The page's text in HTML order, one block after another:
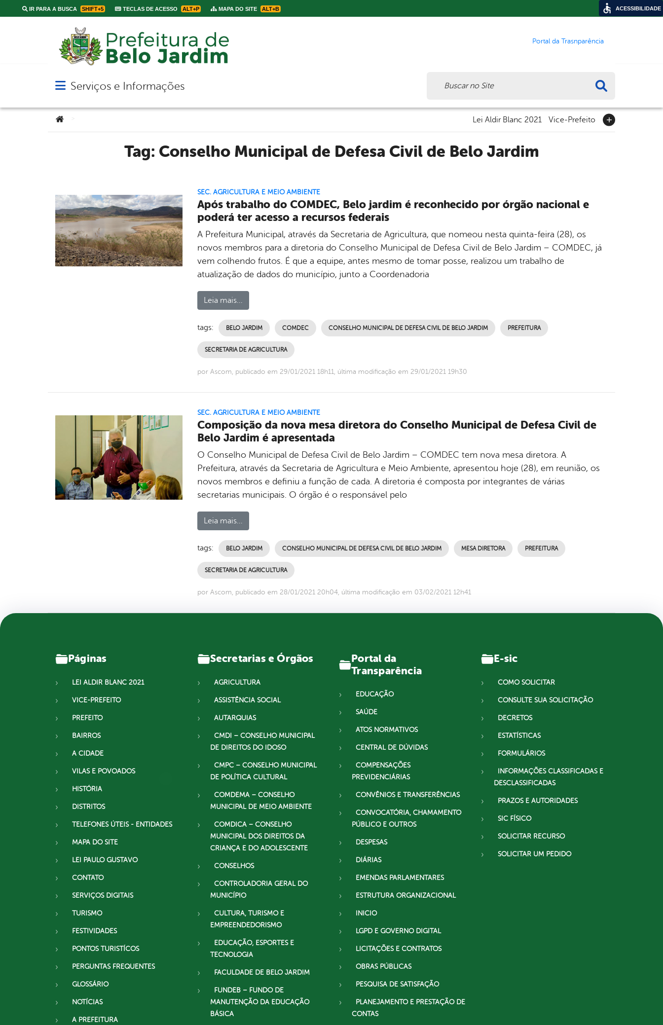
IR PARA A BUSCA SHIFT+5 TECLAS DE ACESSO ALT+P MAPA DO SITE ALT+B
Portal da Trasnparência
Abrir menu principal de navegação
Serviços e Informações
Você está aqui: Lei Aldir Blanc 2021 Vice-Prefeito
Tag: Conselho Municipal de Defesa Civil de Belo Jardim
SEC. AGRICULTURA E MEIO AMBIENTE
Após trabalho do COMDEC, Belo jardim é reconhecido por órgão nacional e
poderá ter acesso a recursos federais
A Prefeitura Municipal, através da Secretaria de Agricultura, que nomeou nesta quinta-feira (28), os
novos membros para a diretoria do Conselho Municipal de Defesa Civil de Belo Jardim – COMDEC, já
vem colhendo frutos. É que a equipe, antes mesmo de tomar posse, realizou um trabalho de
atualização de dados do município, junto a Coordenadoria
Leia mais...
tags: BELO JARDIM COMDEC CONSELHO MUNICIPAL DE DEFESA CIVIL DE BELO JARDIM PREFEITURA
SECRETARIA DE AGRICULTURA
por Ascom, publicado em 29/01/2021 18h11, última modificação em 29/01/2021 19h30
SEC. AGRICULTURA E MEIO AMBIENTE
Composição da nova mesa diretora do Conselho Municipal de Defesa Civil de
Belo Jardim é apresentada
O Conselho Municipal de Defesa Civil de Belo Jardim – COMDEC tem nova mesa diretora. A
Prefeitura, através da Secretaria de Agricultura e Meio Ambiente, apresentou hoje (28), em reunião, os
novos membros e definiu a função de cada. A diretoria é composta por integrantes de várias
secretarias municipais. O órgão é o responsável pelo
Leia mais...
tags: BELO JARDIM CONSELHO MUNICIPAL DE DEFESA CIVIL DE BELO JARDIM MESA DIRETORA PREFEITURA
SECRETARIA DE AGRICULTURA
por Ascom, publicado em 28/01/2021 20h04, última modificação em 03/02/2021 12h41
Páginas
LEI ALDIR BLANC 2021
VICE-PREFEITO
PREFEITO
BAIRROS
A CIDADE
VILAS E POVOADOS
HISTÓRIA
DISTRITOS
TELEFONES ÚTEIS - ENTIDADES
MAPA DO SITE
LEI PAULO GUSTAVO
CONTATO
SERVIÇOS DIGITAIS
TURISMO
FESTIVIDADES
PONTOS TURISTÍCOS
PERGUNTAS FREQUENTES
GLOSSÁRIO
NOTÍCIAS
A PREFEITURA
Secretarias e Órgãos
AGRICULTURA
ASSISTÊNCIA SOCIAL
AUTARQUIAS
CMDI – CONSELHO MUNICIPAL
DE DIREITOS DO IDOSO
CMPC – CONSELHO MUNICIPAL
DE POLÍTICA CULTURAL
COMDEMA – CONSELHO
MUNICIPAL DE MEIO AMBIENTE
COMDICA – CONSELHO
MUNICIPAL DOS DIREITOS DA
CRIANÇA E DO ADOLESCENTE
CONSELHOS
CONTROLADORIA GERAL DO
MUNICÍPIO
CULTURA, TURISMO E
EMPREENDEDORISMO
EDUCAÇÃO, ESPORTES E
TECNOLOGIA
FACULDADE DE BELO JARDIM
FUNDEB – FUNDO DE
MANUTENÇÃO DA EDUCAÇÃO
BÁSICA
Portal da
Transparência
EDUCAÇÃO
SAÚDE
ATOS NORMATIVOS
CENTRAL DE DÚVIDAS
COMPENSAÇÕES
PREVIDENCIÁRIAS
CONVÊNIOS E TRANSFERÊNCIAS
CONVOCATÓRIA, CHAMAMENTO
PÚBLICO E OUTROS
DESPESAS
DIÁRIAS
EMENDAS PARLAMENTARES
ESTRUTURA ORGANIZACIONAL
INICIO
LGPD E GOVERNO DIGITAL
LICITAÇÕES E CONTRATOS
OBRAS PÚBLICAS
PESQUISA DE SATISFAÇÃO
PLANEJAMENTO E PRESTAÇÃO DE
CONTAS
E-sic
COMO SOLICITAR
CONSULTE SUA SOLICITAÇÃO
DECRETOS
ESTATÍSTICAS
FORMULÁRIOS
INFORMAÇÕES CLASSIFICADAS E
DESCLASSIFICADAS
PRAZOS E AUTORIDADES
SIC FÍSICO
SOLICITAR RECURSO
SOLICITAR UM PEDIDO
ACESSIBILIDADE